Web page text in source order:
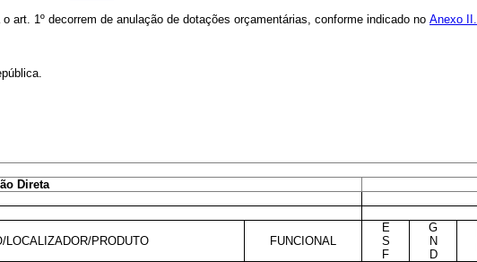
1º decorrem de anulação de dotações orçamentárias, conforme indicado no Anexo II.
Direta
LOCALIZADOR/PRODUTO FUNCIONAL
E
S
F
G
N
D